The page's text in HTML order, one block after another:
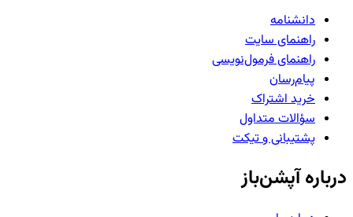
دانشنامه
راهنمای سایت
راهنمای فرمول‌نویسی
پیام‌رسان
خرید اشتراک
سؤالات متداول
پشتیبانی و تیکت
درباره آپشن‌باز